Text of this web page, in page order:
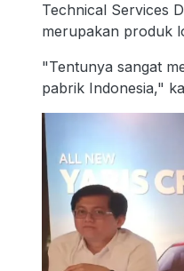
Technical Services
merupakan produk
"Tentunya sangat
pabrik Indonesia,"